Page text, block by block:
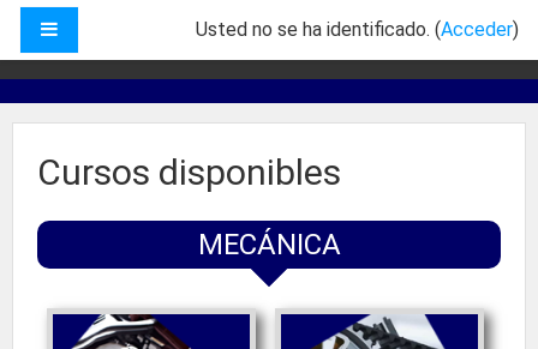
Salta al contenido principal
Usted no se ha identificado. (Acceder)
Cursos disponibles
MECÁNICA